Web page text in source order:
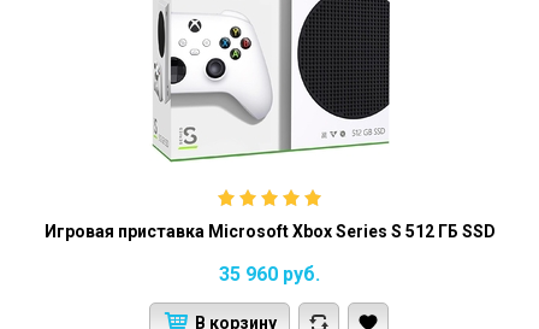
Игровая приставка Microsoft Xbox Series S 512 ГБ SSD
35 960 руб.
В корзину